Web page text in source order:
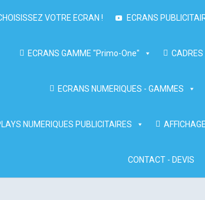
VOTRE ECRAN ! ECRANS
ECRANS GAMME "Primo-One"
ECRANS NUMERIQUES - GAMMES
NUMERIQUES PUBLICITAIRES
CONTACT - DEVIS